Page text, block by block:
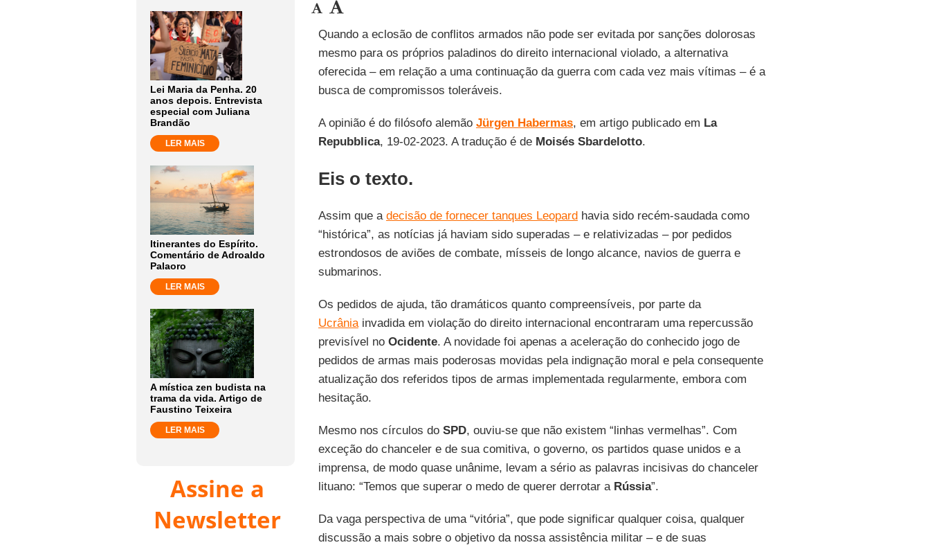
Lei Maria da Penha. 20
anos depois. Entrevista
especial com Juliana
Brandão
LER MAIS
Itinerantes do Espírito.
Comentário de Adroaldo
Palaoro
LER MAIS
A mística zen budista na
trama da vida. Artigo de
Faustino Teixeira
LER MAIS
Assine a
Newsletter
Quando a eclosão de conflitos armados não pode ser evitada por sanções dolorosas
mesmo para os próprios paladinos do direito internacional violado, a alternativa
oferecida – em relação a uma continuação da guerra com cada vez mais vítimas – é a
busca de compromissos toleráveis.
A opinião é do filósofo alemão Jürgen Habermas, em artigo publicado em La
Repubblica, 19-02-2023. A tradução é de Moisés Sbardelotto.
Eis o texto.
Assim que a decisão de fornecer tanques Leopardhavia sido recém-saudada como
“histórica”, as notícias já haviam sido superadas – e relativizadas – por pedidos
estrondosos de aviões de combate, mísseis de longo alcance, navios de guerra e
submarinos.
Os pedidos de ajuda, tão dramáticos quanto compreensíveis, por parte da
Ucrâniainvadida em violação do direito internacional encontraram uma repercussão
previsível no Ocidente. A novidade foi apenas a aceleração do conhecido jogo de
pedidos de armas mais poderosas movidas pela indignação moral e pela consequente
atualização dos referidos tipos de armas implementada regularmente, embora com
hesitação.
Mesmo nos círculos do SPD, ouviu-se que não existem “linhas vermelhas”. Com
exceção do chanceler e de sua comitiva, o governo, os partidos quase unidos e a
imprensa, de modo quase unânime, levam a sério as palavras incisivas do chanceler
lituano: “Temos que superar o medo de querer derrotar a Rússia”.
Da vaga perspectiva de uma “vitória”, que pode significar qualquer coisa, qualquer
discussão a mais sobre o objetivo da nossa assistência militar – e de suas